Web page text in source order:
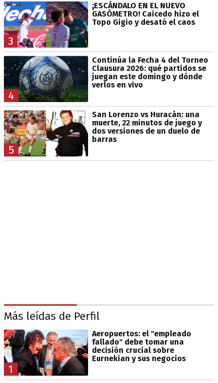
3
¡ESCÁNDALO EN EL NUEVO
GASÓMETRO! Caicedo hizo el
Topo Gigio y desató el caos
4
Continúa la Fecha 4 del Torneo
Clausura 2026: qué partidos se
juegan este domingo y dónde
verlos en vivo
5
San Lorenzo vs Huracán: una
muerte, 22 minutos de juego y
dos versiones de un duelo de
barras
Más leídas de Perfil
1
Aeropuertos: el "empleado
fallado" debe tomar una
decisión crucial sobre
Eurnekian y sus negocios